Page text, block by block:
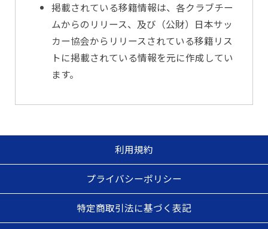
掲載されている移籍情報は、各クラブチー
ムからのリリース、及び（公財）日本サッ
カー協会からリリースされている移籍リス
トに掲載されている情報を元に作成してい
ます。
利用規約
プライバシーポリシー
特定商取引法に基づく表記